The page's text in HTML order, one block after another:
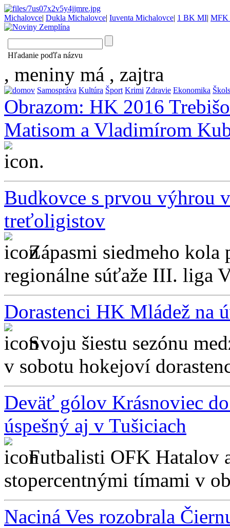
Michalovce| Dukla Michalovce| Iuventa Michalovce| 1 BK MI| MFK
Hľadanie poďľa názvu
, meniny má , zajtra
Samospráva Kultúra Šport Krimi Zdravie Ekonomika
Obrazom: HK 2016
Matisom a Vladimírom
...
Budkovce s prvou výhrou
treťoligistov
Zápasmi siedmeho
regionálne súťaže III. liga
Dorastenci HK Mládež na
Svoju šiestu sezónu
v sobotu hokejoví
Deväť gólov Krásnoviec
úspešný aj v Tušiciach
Futbalisti OFK Hatalov
stopercentnými tímami v
Naciná Ves rozobrala